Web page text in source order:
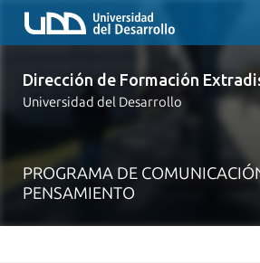
Dirección de Formación
Universidad del Desarrollo
PROGRAMA DE
PENSAMIENTO
NUESTRO
PEDAGÓGICOS